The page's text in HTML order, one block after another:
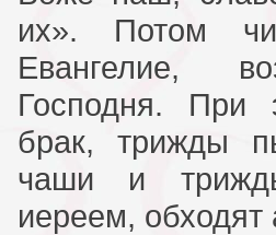
их». Потом
Евангелие,
Господня. При
брак, трижды
чаши и
иереем, обходят